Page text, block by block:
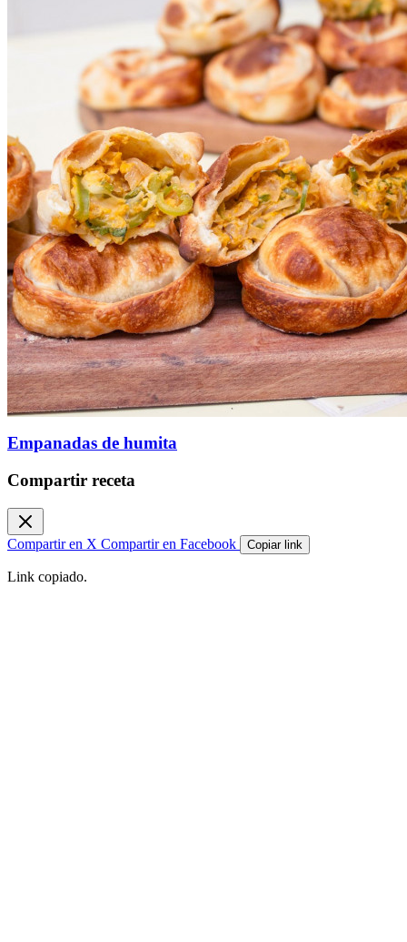
Empanadas de humita
Compartir receta
Compartir en X Compartir en Facebook Copiar link
Link copiado.